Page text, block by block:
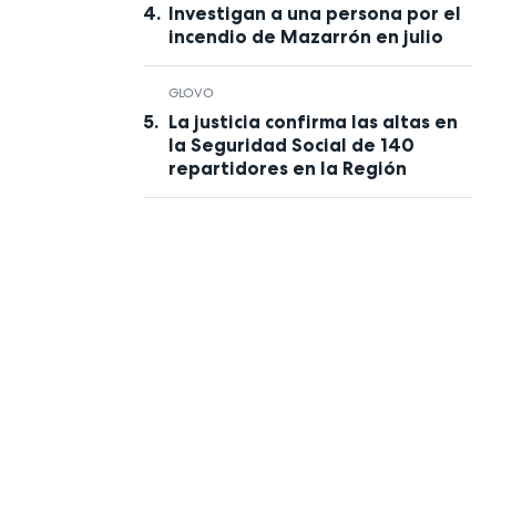
Investigan a una persona por el
incendio de Mazarrón en julio
GLOVO
La justicia confirma las altas en
la Seguridad Social de 140
repartidores en la Región